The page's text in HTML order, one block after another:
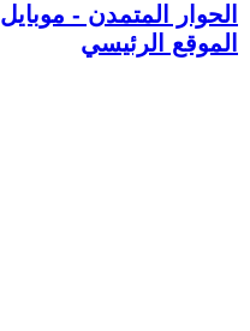
الحوار المتمدن - موبايل
الموقع الرئيسي